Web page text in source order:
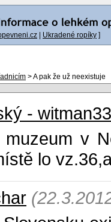
Ukradené ropíky ]
> A pak že už neexistuje
- witman33
v
lo